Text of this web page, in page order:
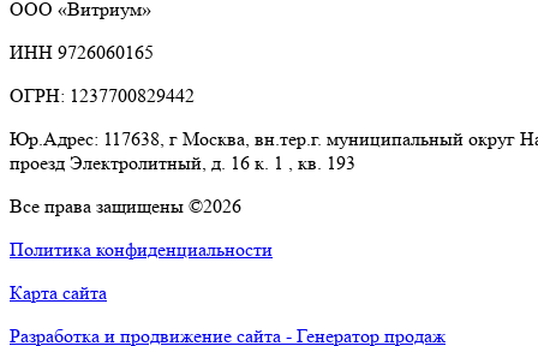
ООО «Витриум»
ИНН 9726060165
ОГРН: 1237700829442
Юр.Адрес: 117638, г Москва, вн.тер.г. муниципальный округ
проезд Электролитный, д. 16 к. 1 , кв. 193
Все права защищены ©2026
Политика конфиденциальности
Карта сайта
Разработка и продвижение сайта - Генератор продаж